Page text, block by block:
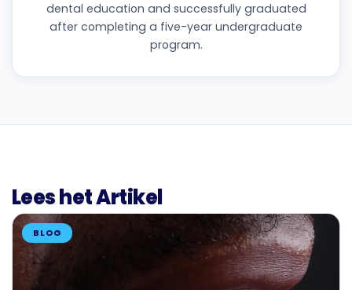
dental education and successfully graduated
after completing a five-year undergraduate
program.
Lees het Artikel
BLOG